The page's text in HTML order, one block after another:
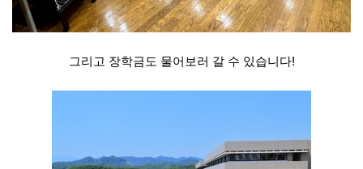
그리고 장학금도 물어보러 갈 수 있습니다!